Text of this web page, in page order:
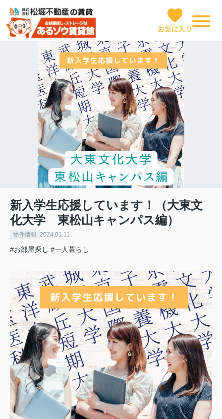
お気に入り
新入学生応援しています！（大東文
化大学 東松山キャンパス編）
物件情報 2024.01.11
#お部屋探し #一人暮らし